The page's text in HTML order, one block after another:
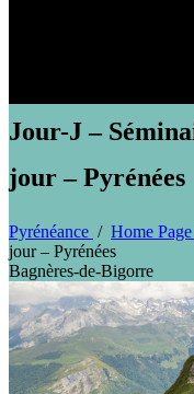
PYRENEANCE | Jour-J
Jour-J –
jour – Pyrénées
Pyrénéance / Home Page
jour – Pyrénées
Bagnères-de-Bigorre